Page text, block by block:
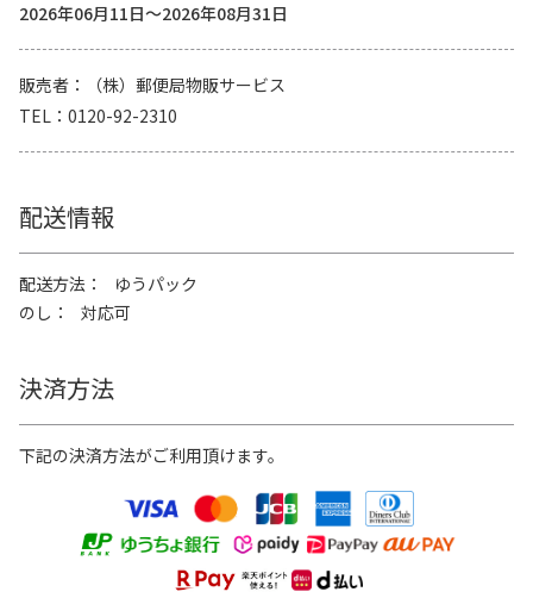
2026年06月11日～2026年08月31日
販売者
（株）郵便局物販サービス
TEL
0120-92-2310
配送情報
配送方法
ゆうパック
のし
対応可
決済方法
下記の決済方法がご利用頂けます。